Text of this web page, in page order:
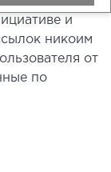
и
никоим
от
по